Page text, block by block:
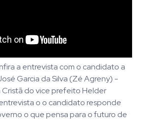
a entrevista com o candidato a
Garcia da Silva (Zé Agreny) -
do vice prefeito Helder
o o candidato responde
o que pensa para o futuro de